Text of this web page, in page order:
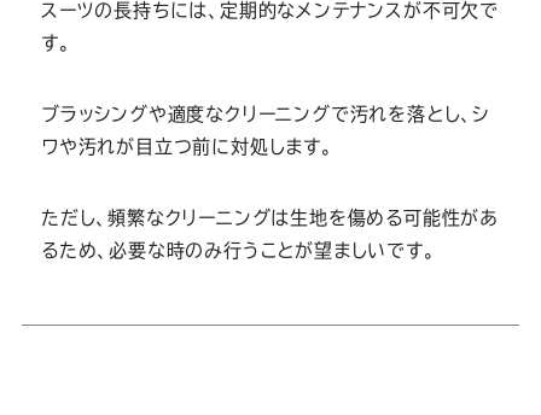
スーツの長持ちには、定期的なメンテナンスが不可欠で
す。
ブラッシングや適度なクリーニングで汚れを落とし、シ
ワや汚れが目立つ前に対処します。
ただし、頻繁なクリーニングは生地を傷める可能性があ
るため、必要な時のみ行うことが望ましいです。